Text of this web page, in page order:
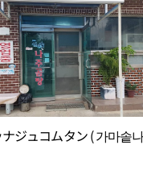
ジュコムタン ( 가마솥